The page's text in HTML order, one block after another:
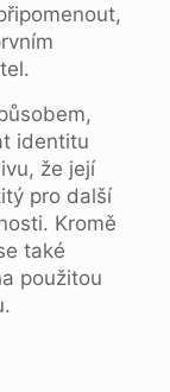
identitu
že její
pro další
Kromě
také
použitou